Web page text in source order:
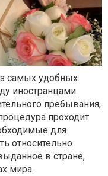
самых удобных
иностранцами.
пребывания,
проходит
для
относительно
в стране,
мира.